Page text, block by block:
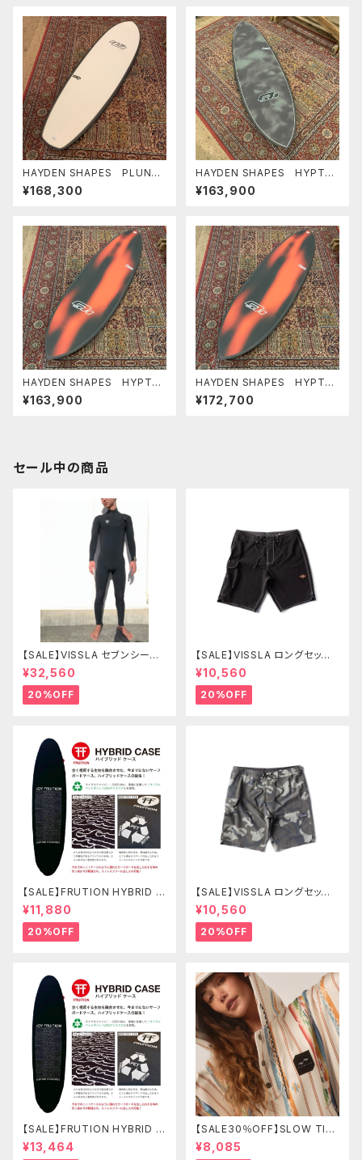
HAYDEN SHAPES PLUNDE
R FUTURE FLEX ヘイデン
シェイプス ヒプトクリプト 小
¥168,300
HAYDEN SHAPES HYPTO
KRYPTO FUTURE FLEX TIE
DYE GREEN NEW COLOR ヘ
¥163,900
HAYDEN SHAPES HYPTO
KRYPTO FUTURE FLEX
5’10” RED PLASMA NEW C
¥163,900
HAYDEN SHAPES HYPTO
KRYPTO FUTURE FLEX
6’0” RED PLASMA NEW C
¥172,700
セール中の商品
【SALE】VISSLA セブンシーズ
コンプ 3-2mm フルチェストジ
ップ SIZE L カラーBL2
¥32,560
20%OFF
【SALE】VISSLA ロングセッツ
21 サーフパンツ 水着 ヴィスラ
ボードショーツ
¥10,560
20%OFF
【SALE】FRUTION HYBRID C
ASE 7'6" FUN ハイブリッドケ
ース
¥11,880
20%OFF
【SALE】VISSLA ロングセッツ
21 サーフパンツ 水着 ヴィスラ
ボードショーツ
¥10,560
20%OFF
【SALE】FRUTION HYBRID C
ASE 9'6" LONG ハイブリッド
ケース
¥13,464
【SALE30％OFF】SLOW TID
E Harlow Quick-Dry Chan
ging Poncho L/XL
¥8,085